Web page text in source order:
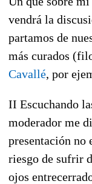
vendrá la
partamos de
más curados
Cavallé, por
II Escuchando
moderador me
presentación no
riesgo de sufrir
ojos